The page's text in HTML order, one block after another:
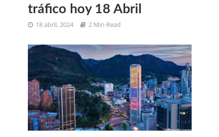
tráfico hoy 18 Abril
18 abril, 2024 2 Min Read